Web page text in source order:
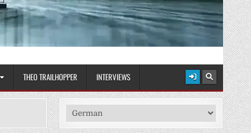
THEO TRAILHOPPER INTERVIEWS